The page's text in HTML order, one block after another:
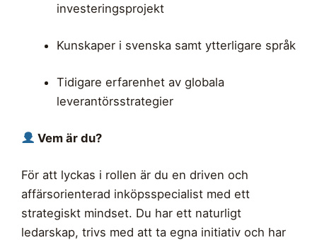
investeringsprojekt
Kunskaper i svenska samt ytterligare språk
Tidigare erfarenhet av globala
leverantörsstrategier
Vem är du?
För att lyckas i rollen är du en driven och
affärsorienterad inköpsspecialist med ett
strategiskt mindset. Du har ett naturligt
ledarskap, trivs med att ta egna initiativ och har